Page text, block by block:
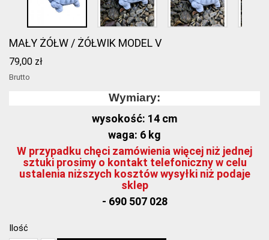
MAŁY ŻÓŁW / ŻÓŁWIK MODEL V
79,00 zł
Brutto
Wymiary:
wysokość: 14 cm
waga: 6 kg
W przypadku chęci zamówienia więcej niż jednej
sztuki prosimy o kontakt telefoniczny w celu
ustalenia niższych kosztów wysyłki niż podaje
sklep
- 690 507 028
Ilość